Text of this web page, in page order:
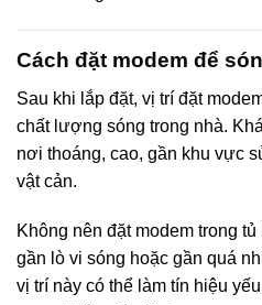
Cách đặt modem để
Sau khi lắp đặt, vị trí đặt
chất lượng sóng trong nhà.
nơi thoáng, cao, gần khu vực
vật cản.
Không nên đặt modem trong
gần lò vi sóng hoặc gần quá
vị trí này có thể làm tín hiệu